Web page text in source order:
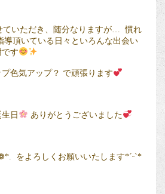
ていただき、随分なりますが… 慣れ
導頂いている日々といろんな出会い
す
色気アップ？ で頑張ります
日 ありがとうございました
をよろしくお願いいたします*ˊᵕˋ*